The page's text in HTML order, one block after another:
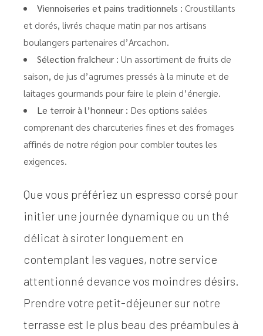
Viennoiseries et pains traditionnels : Croustillants
et dorés, livrés chaque matin par nos artisans
boulangers partenaires d’Arcachon.
Sélection fraîcheur : Un assortiment de fruits de
saison, de jus d’agrumes pressés à la minute et de
laitages gourmands pour faire le plein d’énergie.
Le terroir à l’honneur : Des options salées
comprenant des charcuteries fines et des fromages
affinés de notre région pour combler toutes les
exigences.
Que vous préfériez un espresso corsé pour
initier une journée dynamique ou un thé
délicat à siroter longuement en
contemplant les vagues, notre service
attentionné devance vos moindres désirs.
Prendre votre petit-déjeuner sur notre
terrasse est le plus beau des préambules à